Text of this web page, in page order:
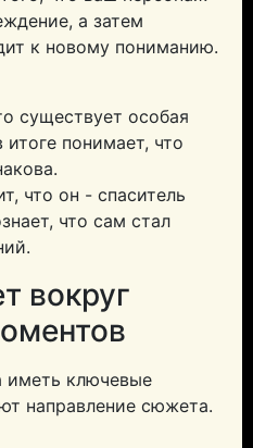
а затем
к новому пониманию.
существует особая
понимает, что
что он - спаситель
что сам стал
вокруг
иметь ключевые
направление сюжета.